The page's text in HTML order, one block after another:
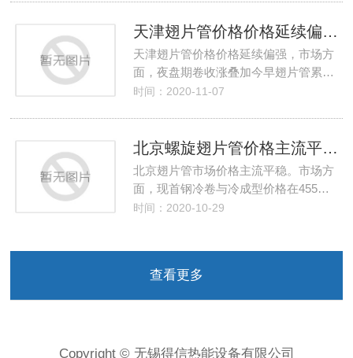
天津翅片管价格价格延续偏强厂家高位采买谨慎
天津翅片管价格价格延续偏强，市场方
面，夜盘期卷收涨叠加今早翅片管累…
时间：2020-11-07
北京螺旋翅片管价格主流平稳厂家到货一般
北京翅片管市场价格主流平稳。市场方
面，现首钢冷卷与冷成型价格在455…
时间：2020-10-29
查看更多
Copyright © 无锡得信热能设备有限公司